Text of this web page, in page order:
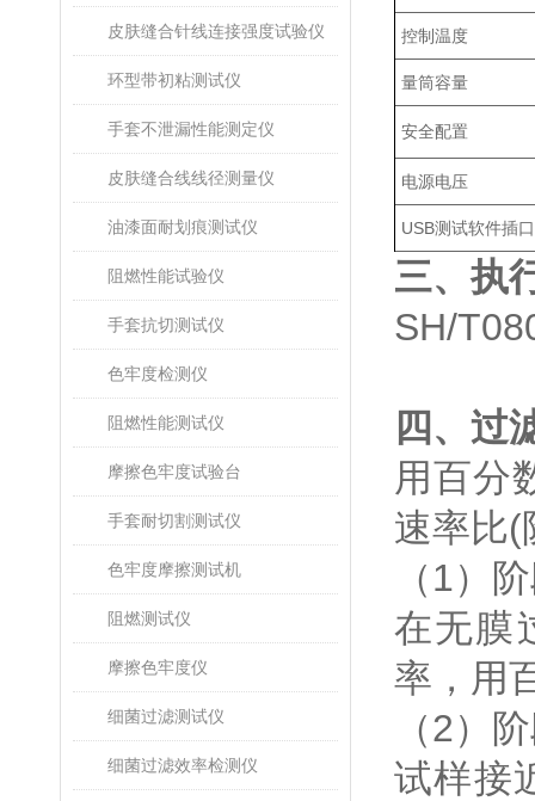
皮肤缝合针线连接强度试验仪
环型带初粘测试仪
手套不泄漏性能测定仪
皮肤缝合线线径测量仪
油漆面耐划痕测试仪
阻燃性能试验仪
手套抗切测试仪
色牢度检测仪
阻燃性能测试仪
摩擦色牢度试验台
手套耐切割测试仪
色牢度摩擦测试机
阻燃测试仪
摩擦色牢度仪
细菌过滤测试仪
细菌过滤效率检测仪
控制温度
量筒容量
安全配置
电源电压
USB测试软件插
三、执
SH/
四、过
用百分
速率比(
（1）
在无膜
率，用
（2）
试样接